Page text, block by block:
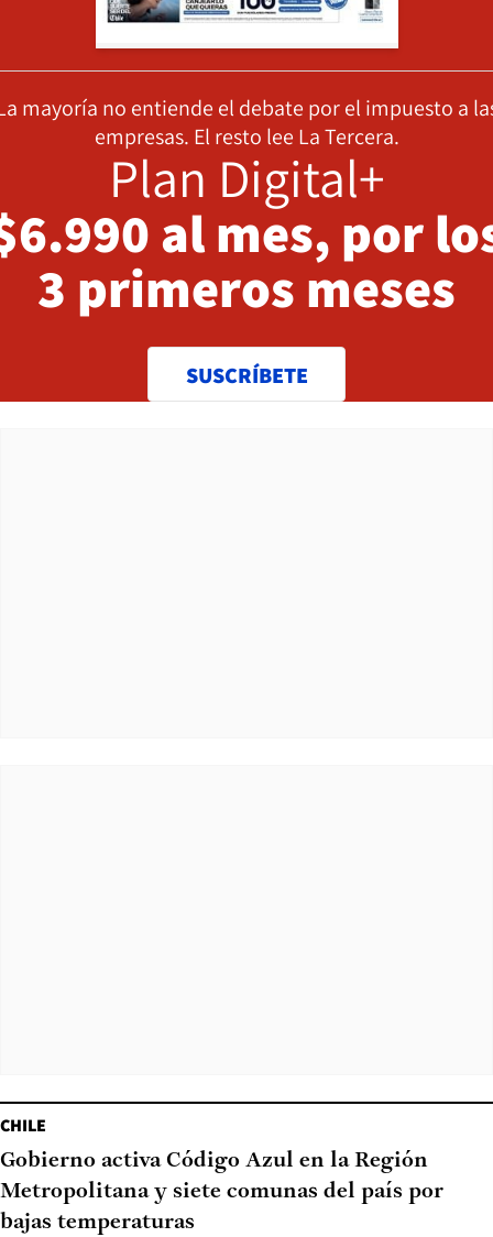
mayoría no entiende el debate por el impuesto a
empresas. El resto lee La Tercera.
Plan Digital+
al mes, por
3 primeros meses
SUSCRÍBETE
CHILE
Gobierno activa Código Azul en la Región
Metropolitana y siete comunas del país por
bajas temperaturas